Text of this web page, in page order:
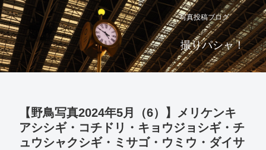
写真投稿ブログ
撮りパシャ！
【野鳥写真2024年5月（6）】メリケンキ
アシシギ・コチドリ・キョウジョシギ・チ
ュウシャクシギ・ミサゴ・ウミウ・ダイサ